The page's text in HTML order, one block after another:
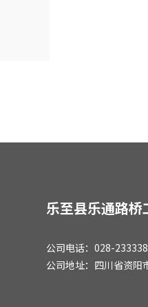
乐至县乐通路桥
公司电话：028-
公司地址：四川省资阳